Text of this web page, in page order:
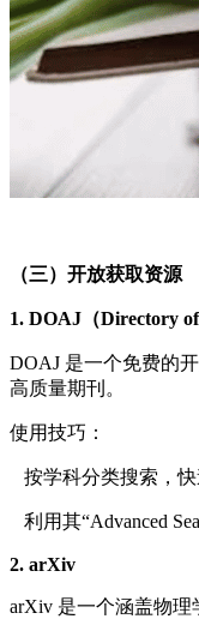
（三）开放获取资源
1. DOAJ（Directory
DOAJ 是一个免费的
高质量期刊。
使用技巧：
按学科分类搜索，
利用其“Advanced
2. arXiv
arXiv 是一个涵盖物